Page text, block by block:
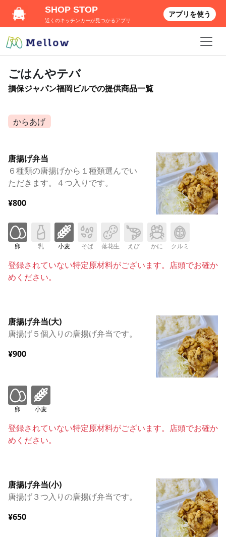
ごはんやテバ
損保ジャパン福岡ビルでの提供商品一覧
からあげ
唐揚げ弁当
６種類の唐揚げから１種類選んでい
ただきます。４つ入りです。
¥800
卵 乳 小麦 そば 落花生 えび かに クルミ
登録されていない特定原材料がございます。店頭でお確か
めください。
唐揚げ弁当(大)
唐揚げ５個入りの唐揚げ弁当です。
¥900
卵 小麦
登録されていない特定原材料がございます。店頭でお確か
めください。
唐揚げ弁当(小)
唐揚げ３つ入りの唐揚げ弁当です。
¥650
SHOP STOP
近くのキッチンカーが見つかるアプリ
アプリを使う